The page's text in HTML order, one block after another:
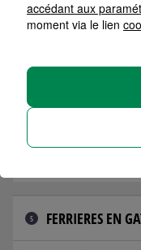
3 BEAUGENCY
ARTENAY
HORAIRES
5 FERRIERES EN
accédant aux
moment via le lien